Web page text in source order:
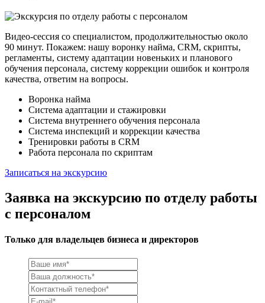
Видео-сессия со специалистом, продолжительностью около
90 минут. Покажем: нашу воронку найма, CRM, скрипты,
регламенты, систему адаптации новеньких и планового
обучения персонала, систему коррекции ошибок и контроля
качества, ответим на вопросы.
Воронка найма
Система адаптации и стажировки
Система внутреннего обучения персонала
Система инспекций и коррекции качества
Тренировки работы в CRM
Работа персонала по скриптам
Записаться на экскурсию
Заявка на экскурсию по отделу работы
с персоналом
Только для владельцев бизнеса и директоров